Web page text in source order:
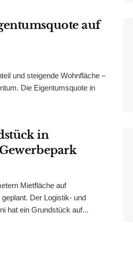
auf
und steigende Wohnfläche –
Die Eigentumsquote in
in
Mietfläche auf
Der Logistik- und
hat ein Grundstück auf...